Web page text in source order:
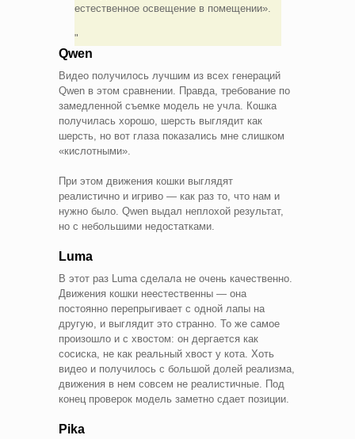
естественное освещение в помещении».
Qwen
Видео получилось лучшим из всех генераций
Qwen в этом сравнении. Правда, требование по
замедленной съемке модель не учла. Кошка
получилась хорошо, шерсть выглядит как
шерсть, но вот глаза показались мне слишком
«кислотными».
При этом движения кошки выглядят
реалистично и игриво — как раз то, что нам и
нужно было. Qwen выдал неплохой результат,
но с небольшими недостатками.
Luma
В этот раз Luma сделала не очень качественно.
Движения кошки неестественны — она
постоянно перепрыгивает с одной лапы на
другую, и выглядит это странно. То же самое
произошло и с хвостом: он дергается как
сосиска, не как реальный хвост у кота. Хоть
видео и получилось с большой долей реализма,
движения в нем совсем не реалистичные. Под
конец проверок модель заметно сдает позиции.
Pika